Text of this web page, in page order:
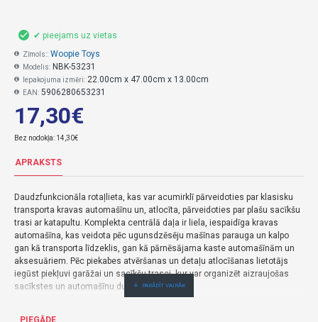
17,30€
Bez nodokļa: 14,30€
✔ pieejams uz vietas
Zīmols:: Woopie Toys
Modelis: NBK-53231
Iepakojuma izmēri: 22.00cm x 47.00cm x 13.00cm
EAN: 5906280653231
APRAKSTS
Daudzfunkcionāla rotaļlieta, kas var acumirklī pārveidoties par klasisku
transporta kravas automašīnu un, atlocīta, pārveidoties par plašu sacīkšu
trasi ar katapultu. Komplekta centrālā daļa ir liela, iespaidīga kravas
automašīna, kas veidota pēc ugunsdzēsēju mašīnas parauga un kalpo
gan kā transporta līdzeklis, gan kā pārnēsājama kaste automašīnām un
aksesuāriem. Pēc piekabes atvēršanas un detaļu atlocīšanas lietotājs
iegūst piekļuvi garāžai un sacīkšu trasei, kur var organizēt aizraujošas
sacīkstes un automašīnu dueļus.